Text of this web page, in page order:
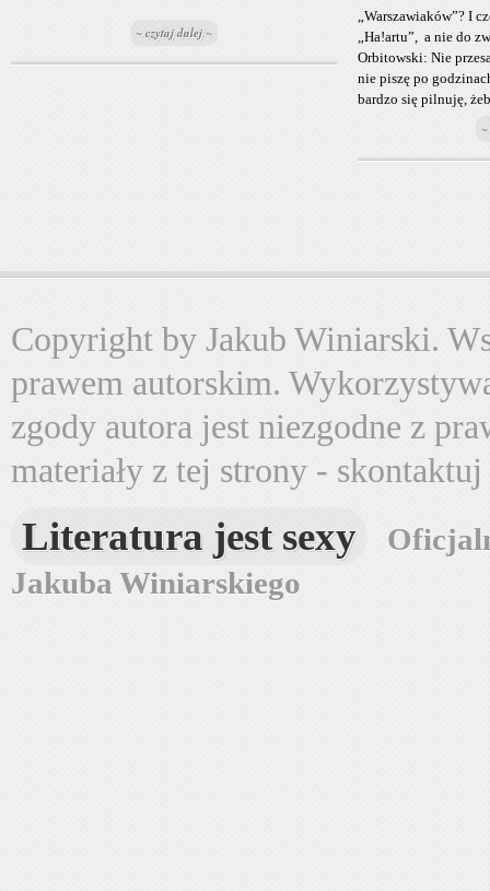
~ czytaj dalej ~
„Warszawiaków”? I
„Ha!artu”, a nie do
Orbitowski: Nie
nie piszę po
bardzo się pilnuję,
Copyright by Jakub Winiarski.
prawem autorskim.
zgody autora jest niezgodne z
materiały z tej strony -
Literatura jest sexy
Jakuba Winiarskiego